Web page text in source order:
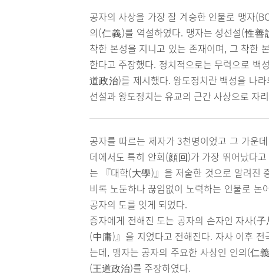
공자의 사상을 가장 잘 계승한 인물로 맹자
의(仁義)를 역설하였다. 맹자는 성선설(性
착한 본성을 지니고 있는 존재이며, 그 착한
한다고 주장했다. 정치적으로는 무력으로 백
道政治)를 제시했다. 왕도정치란 백성을 나
선설과 왕도정치는 유교의 근간 사상으로 자
공자를 따르는 제자가 3천명이었고 그 가운
데에서도 특히 안회(顔回)가 가장 뛰어났다
는 『대학(大學)』을 저술한 것으로 알려진
비록 노둔하나 끊임없이 노력하는 인물로
공자의 도를 잇게 되었다.
증자에게 전해진 도는 공자의 손자인 자사(
(中庸)』을 지었다고 전해진다. 자사 이후
는데, 맹자는 공자의 주요한 사상인 인의(仁
(王道政治)를 주장하였다.